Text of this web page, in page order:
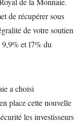
de récupérer sous
de votre soutien
et 17% du
a choisi
place cette nouvelle
les investisseurs